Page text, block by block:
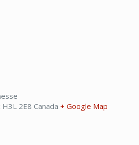
H3L 2E8 Canada + Google Map